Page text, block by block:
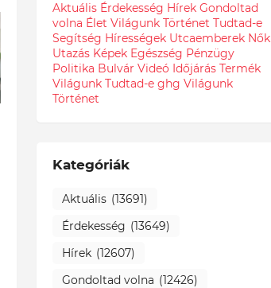
Aktuális Érdekesség Hírek Gondoltad
volna Élet Világunk Történet Tudtad-e
Segítség Hírességek Utcaemberek Nők
Utazás Képek Egészség Pénzügy
Politika Bulvár Videó Időjárás Termék
Világunk Tudtad-e ghg Világunk
Történet
Kategóriák
Aktuális (13691)
Érdekesség (13649)
Hírek (12607)
Gondoltad volna (12426)